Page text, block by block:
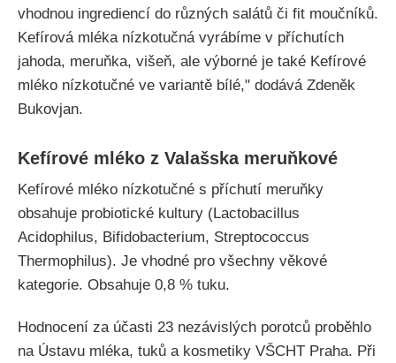
vhodnou ingrediencí do různých salátů či fit moučníků.
Kefírová mléka nízkotučná vyrábíme v příchutích
jahoda, meruňka, višeň, ale výborné je také Kefírové
mléko nízkotučné ve variantě bílé," dodává Zdeněk
Bukovjan.
Kefírové mléko z Valašska meruňkové
Kefírové mléko nízkotučné s příchutí meruňky
obsahuje probiotické kultury (Lactobacillus
Acidophilus, Bifidobacterium, Streptococcus
Thermophilus). Je vhodné pro všechny věkové
kategorie. Obsahuje 0,8 % tuku.
Hodnocení za účasti 23 nezávislých porotců proběhlo
na Ústavu mléka, tuků a kosmetiky VŠCHT Praha. Při